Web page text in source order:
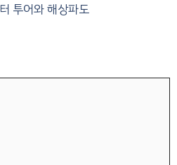
투어와 해상파도